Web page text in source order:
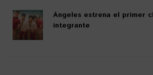
Ángeles estrena el primer
integrante